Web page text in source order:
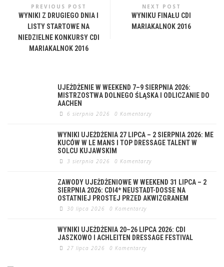
PREVIOUS POST
WYNIKI Z DRUGIEGO DNIA I
LISTY STARTOWE NA
NIEDZIELNE KONKURSY CDI
MARIAKALNOK 2016
NEXT POST
WYNIKU FINAŁU CDI
MARIAKALNOK 2016
UJEŻDŻENIE W WEEKEND 7–9 SIERPNIA 2026:
MISTRZOSTWA DOLNEGO ŚLĄSKA I ODLICZANIE DO
AACHEN
6 sierpnia 2026 0 Komentarzy
WYNIKI UJEŻDŻENIA 27 LIPCA – 2 SIERPNIA 2026: ME
KUCÓW W LE MANS I TOP DRESSAGE TALENT W
SOLCU KUJAWSKIM
3 sierpnia 2026 0 Komentarzy
ZAWODY UJEŻDŻENIOWE W WEEKEND 31 LIPCA – 2
SIERPNIA 2026: CDI4* NEUSTADT-DOSSE NA
OSTATNIEJ PROSTEJ PRZED AKWIZGRANEM
30 lipca 2026 0 Komentarzy
WYNIKI UJEŻDŻENIA 20–26 LIPCA 2026: CDI
JASZKOWO I ACHLEITEN DRESSAGE FESTIVAL
27 lipca 2026 0 Komentarzy